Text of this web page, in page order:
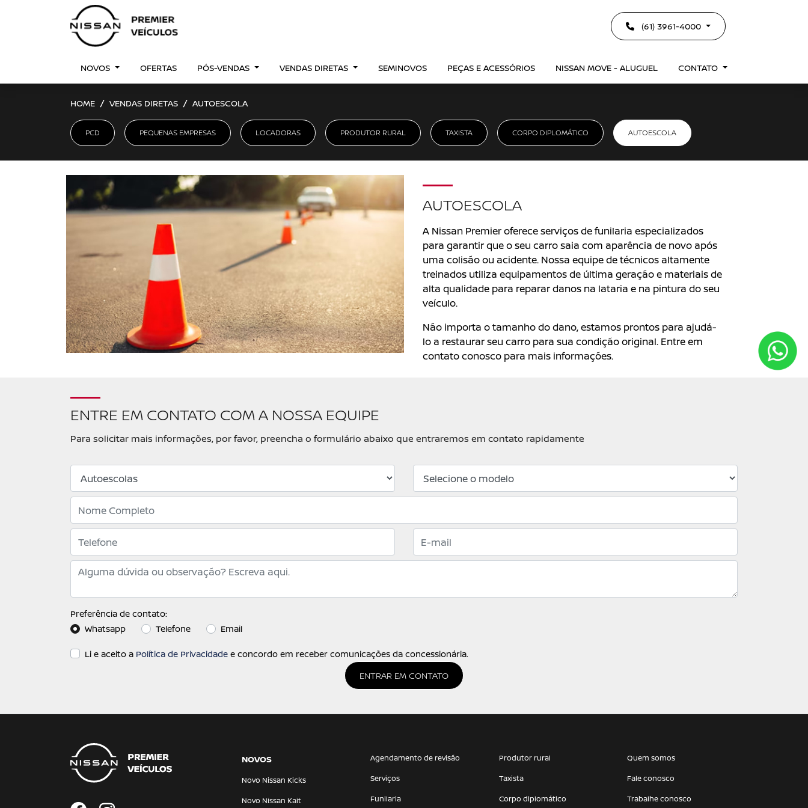
(61) 3961-4000
NOVOS OFERTAS PÓS-VENDAS VENDAS DIRETAS SEMINOVOS PEÇAS E ACESSÓRIOS NISSAN MOVE - ALUGUEL CONTATO
HOME VENDAS DIRETAS AUTOESCOLA
PCD PEQUENAS EMPRESAS LOCADORAS PRODUTOR RURAL TAXISTA CORPO DIPLOMÁTICO AUTOESCOLA
AUTOESCOLA
A Nissan Premier oferece serviços de funilaria especializados
para garantir que o seu carro saia com aparência de novo após
uma colisão ou acidente. Nossa equipe de técnicos altamente
treinados utiliza equipamentos de última geração e materiais de
alta qualidade para reparar danos na lataria e na pintura do seu
veículo.
Não importa o tamanho do dano, estamos prontos para ajudá-
lo a restaurar seu carro para sua condição original. Entre em
contato conosco para mais informações.
ENTRE EM CONTATO COM A NOSSA EQUIPE
Para solicitar mais informações, por favor, preencha o formulário abaixo que entraremos em contato rapidamente
Preferência de contato:
Whatsapp
Telefone Email
Li e aceito a Política de Privacidade e concordo em receber comunicações da concessionária.
ENTRAR EM CONTATO
NOVOS
Novo Nissan Kicks
Novo Nissan Kait
Agendamento de revisão
Serviços
Funilaria
Produtor rural
Taxista
Corpo diplomático
Quem somos
Fale conosco
Trabalhe conosco